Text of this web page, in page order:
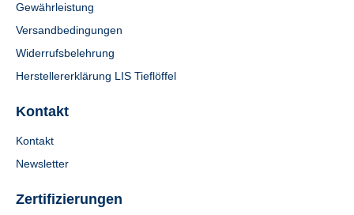
Gewährleistung
Versandbedingungen
Widerrufsbelehrung
Herstellererklärung LIS Tieflöffel
Kontakt
Kontakt
Newsletter
Zertifizierungen